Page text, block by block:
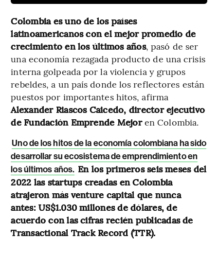
Colombia es uno de los países
latinoamericanos con el mejor promedio de
crecimiento en los últimos años, pasó de ser
una economía rezagada producto de una crisis
interna golpeada por la violencia y grupos
rebeldes, a un país donde los reflectores están
puestos por importantes hitos, afirma
Alexander Riascos Caicedo, director ejecutivo
de Fundación Emprende Mejoren Colombia.
Uno de los hitos de la economía colombiana ha sido
desarrollar su ecosistema de emprendimiento en
los últimos años. En los primeros seis meses del
2022 las startups creadas en Colombia
atrajeron más venture capital que nunca
antes: US$1.030 millones de dólares, de
acuerdo con las cifras recién publicadas de
Transactional Track Record (TTR).